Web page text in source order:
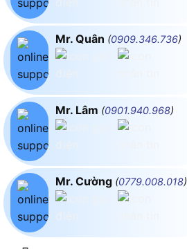
Mr. Quân (0909.346.736)
Mr. Lâm (0901.940.968)
Mr. Cường (0779.008.018)